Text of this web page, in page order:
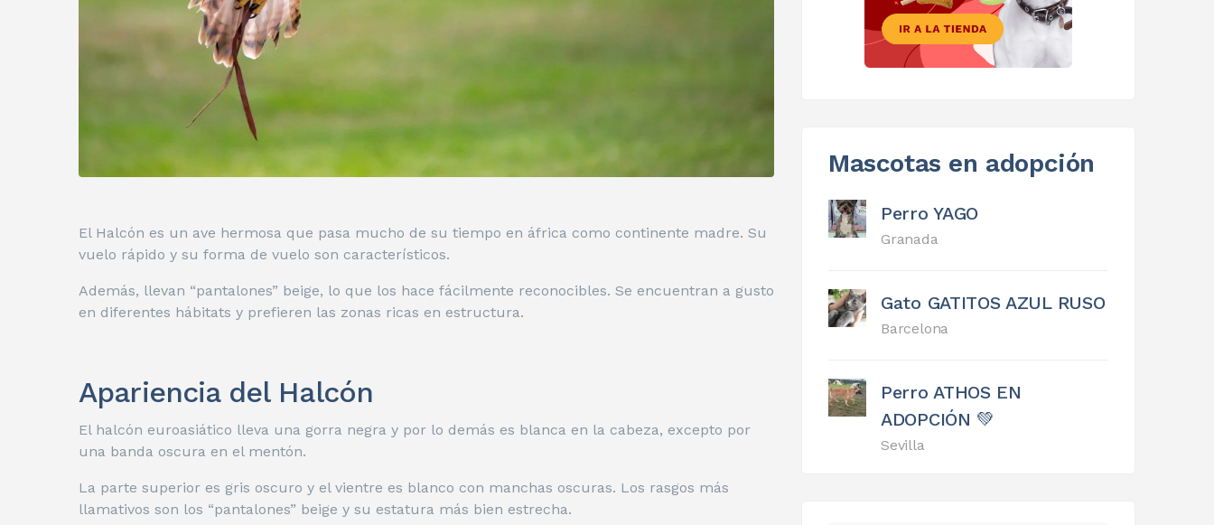
El Halcón es un ave hermosa que pasa mucho de su tiempo en áfrica como continente madre. Su
vuelo rápido y su forma de vuelo son característicos.
Además, llevan “pantalones” beige, lo que los hace fácilmente reconocibles. Se encuentran a gusto
en diferentes hábitats y prefieren las zonas ricas en estructura.
Apariencia del Halcón
El halcón euroasiático lleva una gorra negra y por lo demás es blanca en la cabeza, excepto por
una banda oscura en el mentón.
La parte superior es gris oscuro y el vientre es blanco con manchas oscuras. Los rasgos más
llamativos son los “pantalones” beige y su estatura más bien estrecha.
Mascotas en adopción
Perro YAGO
Granada
Gato GATITOS AZUL RUSO
Barcelona
Perro ATHOS EN
ADOPCIÓN 💚
Sevilla